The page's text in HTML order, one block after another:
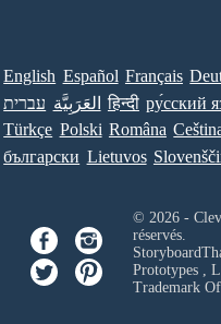
English Español Français
עברית العَرَبِيَّة हिन्दी ру́сский
Türkçe Polski Româna
български Lietuvos
© 2026 -
réservés.
Prototypes ,
Trademark